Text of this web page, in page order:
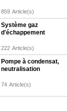
859 Article(s)
Système gaz
d'échappement
222 Article(s)
Pompe à condensat,
neutralisation
74 Article(s)